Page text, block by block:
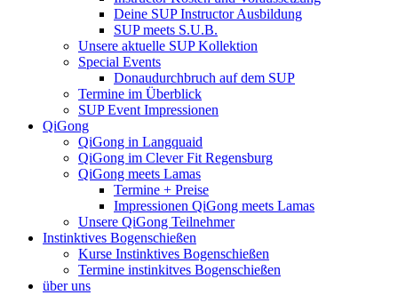
Deine SUP Instructor Ausbildung
SUP meets S.U.B.
Unsere aktuelle SUP Kollektion
Special Events
Donaudurchbruch auf dem SUP
Termine im Überblick
SUP Event Impressionen
QiGong
QiGong in Langquaid
QiGong im Clever Fit Regensburg
QiGong meets Lamas
Termine + Preise
Impressionen QiGong meets Lamas
Unsere QiGong Teilnehmer
Instinktives Bogenschießen
Kurse Instinktives Bogenschießen
Termine instinkitves Bogenschießen
über uns